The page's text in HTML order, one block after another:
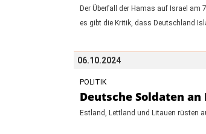
Der Überfall der Hamas auf Israel
es gibt die Kritik, dass Deutschland
06.10.2024
POLITIK
Deutsche Soldaten
Estland, Lettland und Litauen rüsten